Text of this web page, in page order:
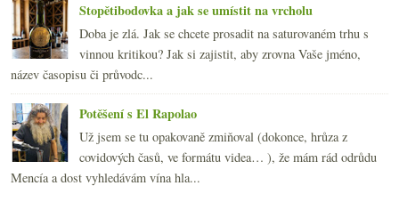
Stopětibodovka a jak se umístit na vrcholu
Doba je zlá. Jak se chcete prosadit na saturovaném trhu s
vinnou kritikou? Jak si zajistit, aby zrovna Vaše jméno,
název časopisu či průvodc...
Potěšení s El Rapolao
Už jsem se tu opakovaně zmiňoval (dokonce, hrůza z
covidových časů, ve formátu videa… ), že mám rád odrůdu
Mencía a dost vyhledávám vína hla...